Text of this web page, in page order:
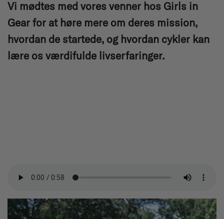
Vi mødtes med vores venner hos Girls in
Gear for at høre mere om deres mission,
hvordan de startede, og hvordan cykler kan
lære os værdifulde livserfaringer.